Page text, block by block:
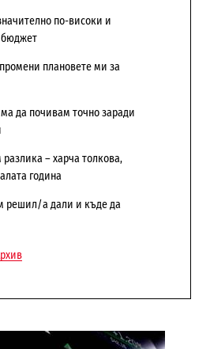
по-високи и
плановете ми за
да почивам точно заради
– харча толкова,
година
решил/а дали и къде да